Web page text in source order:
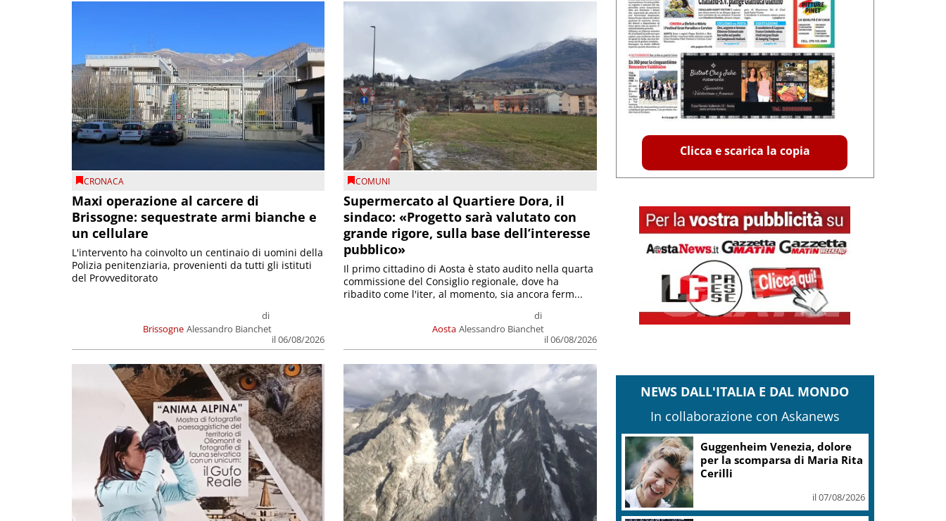
CRONACA
Maxi operazione al carcere di
Brissogne: sequestrate armi bianche e
un cellulare
Brissogne
di
Alessandro Bianchet
il 06/08/2026
L'intervento ha coinvolto un centinaio di uomini della
Polizia penitenziaria, provenienti da tutti gli istituti
del Provveditorato
COMUNI
Supermercato al Quartiere Dora, il
sindaco: «Progetto sarà valutato con
grande rigore, sulla base dell’interesse
pubblico»
Aosta
di
Alessandro Bianchet
il 06/08/2026
Il primo cittadino di Aosta è stato audito nella quarta
commissione del Consiglio regionale, dove ha
ribadito come l'iter, al momento, sia ancora ferm...
Clicca e scarica la copia
NEWS DALL'ITALIA E DAL MONDO
In collaborazione con Askanews
Guggenheim Venezia, dolore
per la scomparsa di Maria Rita
Cerilli
il 07/08/2026